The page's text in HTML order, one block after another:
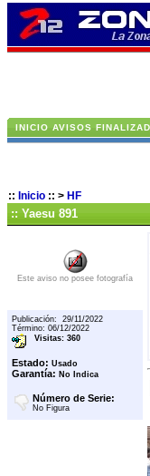
INICIO AVISOS
:: Inicio :: > HF
:: Yaesu 891
Este aviso no posee fotografía
Publicación: 29/11/2022
Término: 06/12/2022
Visitas: 360
Estado: Usado
Garantía: No Indica
Número de Serie:
No Figura